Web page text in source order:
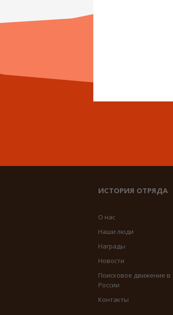
ИСТОРИЯ ОТРЯДА
О нас
Наши люди
Награды
Новости
Поисковое движение в
России
Контакты